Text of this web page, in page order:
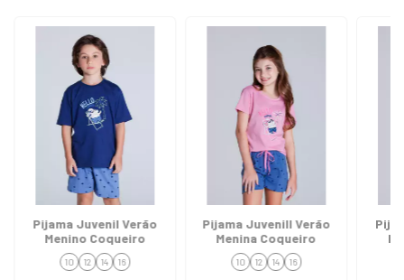
Pijama Juvenil Verão
Menino Coqueiro
10 12 14 16
Pijama Juvenill Verão
Menina Coqueiro
10 12 14 16